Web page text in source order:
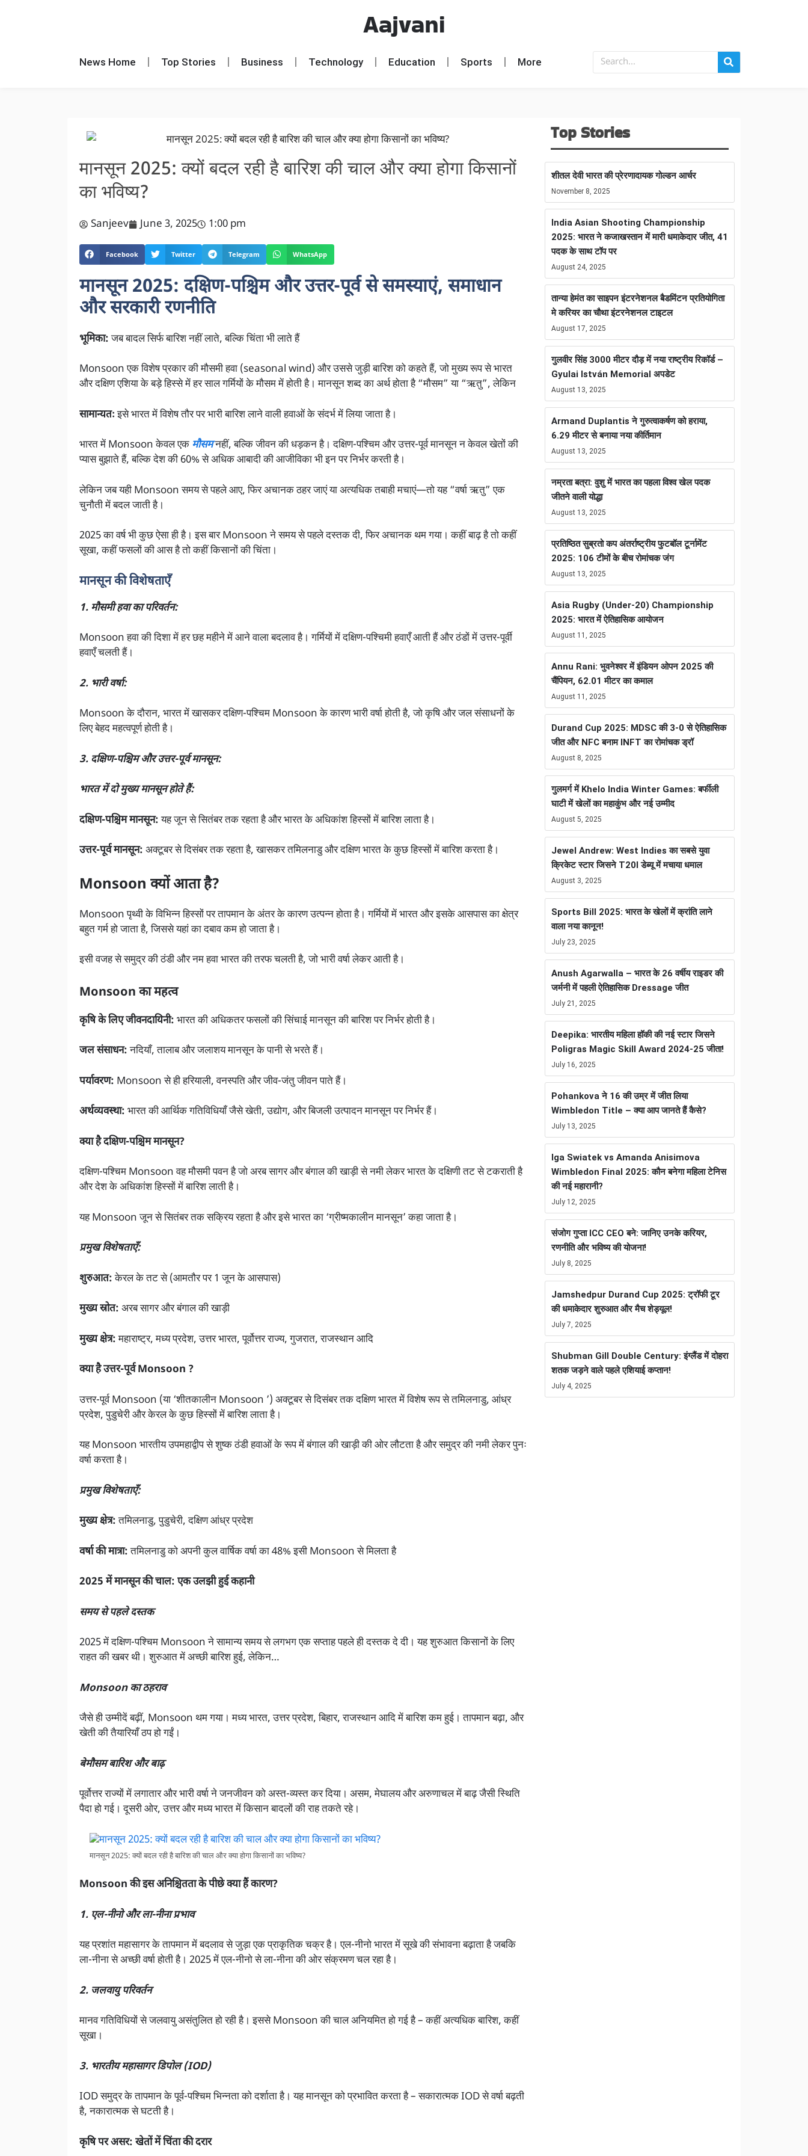
Aajvani
News Home Top Stories Business Technology Education Sports More
मानसून 2025: क्यों बदल रही है बारिश की चाल और क्या होगा किसानों
का भविष्य?
Sanjeev June 3, 2025 1:00 pm
Facebook Twitter Telegram WhatsApp
मानसून 2025: दक्षिण-पश्चिम और उत्तर-पूर्व से समस्याएं, समाधान
और सरकारी रणनीति
भूमिका:जब बादल सिर्फ बारिश नहीं लाते, बल्कि चिंता भी लाते हैं
Monsoon एक विशेष प्रकार की मौसमी हवा (seasonal wind) और उससे जुड़ी बारिश को कहते हैं, जो मुख्य रूप से भारत
और दक्षिण एशिया के बड़े हिस्से में हर साल गर्मियों के मौसम में होती है। मानसून शब्द का अर्थ होता है “मौसम” या “ऋतु”, लेकिन
सामान्यतःइसे भारत में विशेष तौर पर भारी बारिश लाने वाली हवाओं के संदर्भ में लिया जाता है।
भारत में Monsoon केवल एक मौसमनहीं, बल्कि जीवन की धड़कन है। दक्षिण-पश्चिम और उत्तर-पूर्व मानसून न केवल खेतों की
प्यास बुझाते हैं, बल्कि देश की 60% से अधिक आबादी की आजीविका भी इन पर निर्भर करती है।
लेकिन जब यही Monsoon समय से पहले आए, फिर अचानक ठहर जाएं या अत्यधिक तबाही मचाएं—तो यह “वर्षा ऋतु” एक
चुनौती में बदल जाती है।
2025 का वर्ष भी कुछ ऐसा ही है। इस बार Monsoon ने समय से पहले दस्तक दी, फिर अचानक थम गया। कहीं बाढ़ है तो कहीं
सूखा, कहीं फसलों की आस है तो कहीं किसानों की चिंता।
मानसून की विशेषताएँ
1. मौसमी हवा का परिवर्तन:
Monsoon हवा की दिशा में हर छह महीने में आने वाला बदलाव है। गर्मियों में दक्षिण-पश्चिमी हवाएँ आती हैं और ठंडों में उत्तर-पूर्वी
हवाएँ चलती हैं।
2. भारी वर्षा:
Monsoon के दौरान, भारत में खासकर दक्षिण-पश्चिम Monsoon के कारण भारी वर्षा होती है, जो कृषि और जल संसाधनों के
लिए बेहद महत्वपूर्ण होती है।
3. दक्षिण-पश्चिम और उत्तर-पूर्व मानसून:
भारत में दो मुख्य मानसून होते हैं:
दक्षिण-पश्चिम मानसून:यह जून से सितंबर तक रहता है और भारत के अधिकांश हिस्सों में बारिश लाता है।
उत्तर-पूर्व मानसून: अक्टूबर से दिसंबर तक रहता है, खासकर तमिलनाडु और दक्षिण भारत के कुछ हिस्सों में बारिश करता है।
Monsoon क्यों आता है?
Monsoon पृथ्वी के विभिन्न हिस्सों पर तापमान के अंतर के कारण उत्पन्न होता है। गर्मियों में भारत और इसके आसपास का क्षेत्र
बहुत गर्म हो जाता है, जिससे यहां का दबाव कम हो जाता है।
इसी वजह से समुद्र की ठंडी और नम हवा भारत की तरफ चलती है, जो भारी वर्षा लेकर आती है।
Monsoon का महत्व
कृषि के लिए जीवनदायिनी: भारत की अधिकतर फसलों की सिंचाई मानसून की बारिश पर निर्भर होती है।
जल संसाधन:नदियाँ, तालाब और जलाशय मानसून के पानी से भरते हैं।
पर्यावरण: Monsoon से ही हरियाली, वनस्पति और जीव-जंतु जीवन पाते हैं।
अर्थव्यवस्था: भारत की आर्थिक गतिविधियाँ जैसे खेती, उद्योग, और बिजली उत्पादन मानसून पर निर्भर हैं।
क्या है दक्षिण-पश्चिम मानसून?
दक्षिण-पश्चिम Monsoon वह मौसमी पवन है जो अरब सागर और बंगाल की खाड़ी से नमी लेकर भारत के दक्षिणी तट से टकराती है
और देश के अधिकांश हिस्सों में बारिश लाती है।
यह Monsoon जून से सितंबर तक सक्रिय रहता है और इसे भारत का ‘ग्रीष्मकालीन मानसून’ कहा जाता है।
प्रमुख विशेषताएँ:
शुरुआत:केरल के तट से (आमतौर पर 1 जून के आसपास)
मुख्य स्रोत: अरब सागर और बंगाल की खाड़ी
मुख्य क्षेत्र:महाराष्ट्र, मध्य प्रदेश, उत्तर भारत, पूर्वोत्तर राज्य, गुजरात, राजस्थान आदि
क्या है उत्तर-पूर्व Monsoon ?
उत्तर-पूर्व Monsoon (या ‘शीतकालीन Monsoon ’) अक्टूबर से दिसंबर तक दक्षिण भारत में विशेष रूप से तमिलनाडु, आंध्र
प्रदेश, पुडुचेरी और केरल के कुछ हिस्सों में बारिश लाता है।
यह Monsoon भारतीय उपमहाद्वीप से शुष्क ठंडी हवाओं के रूप में बंगाल की खाड़ी की ओर लौटता है और समुद्र की नमी लेकर पुनः
वर्षा करता है।
प्रमुख विशेषताएँ:
मुख्य क्षेत्र:तमिलनाडु, पुडुचेरी, दक्षिण आंध्र प्रदेश
वर्षा की मात्रा:तमिलनाडु को अपनी कुल वार्षिक वर्षा का 48% इसी Monsoon से मिलता है
2025 में मानसून की चाल: एक उलझी हुई कहानी
समय से पहले दस्तक
2025 में दक्षिण-पश्चिम Monsoon ने सामान्य समय से लगभग एक सप्ताह पहले ही दस्तक दे दी। यह शुरुआत किसानों के लिए
राहत की खबर थी। शुरुआत में अच्छी बारिश हुई, लेकिन…
Monsoon का ठहराव
जैसे ही उम्मीदें बढ़ीं, Monsoon थम गया। मध्य भारत, उत्तर प्रदेश, बिहार, राजस्थान आदि में बारिश कम हुई। तापमान बढ़ा, और
खेती की तैयारियाँ ठप हो गईं।
बेमौसम बारिश और बाढ़
पूर्वोत्तर राज्यों में लगातार और भारी वर्षा ने जनजीवन को अस्त-व्यस्त कर दिया। असम, मेघालय और अरुणाचल में बाढ़ जैसी स्थिति
पैदा हो गई। दूसरी ओर, उत्तर और मध्य भारत में किसान बादलों की राह तकते रहे।
मानसून 2025: क्यों बदल रही है बारिश की चाल और क्या होगा किसानों का भविष्य?
Monsoon की इस अनिश्चितता के पीछे क्या हैं कारण?
1. एल-नीनो और ला-नीना प्रभाव
यह प्रशांत महासागर के तापमान में बदलाव से जुड़ा एक प्राकृतिक चक्र है। एल-नीनो भारत में सूखे की संभावना बढ़ाता है जबकि
ला-नीना से अच्छी वर्षा होती है। 2025 में एल-नीनो से ला-नीना की ओर संक्रमण चल रहा है।
2. जलवायु परिवर्तन
मानव गतिविधियों से जलवायु असंतुलित हो रही है। इससे Monsoon की चाल अनियमित हो गई है – कहीं अत्यधिक बारिश, कहीं
सूखा।
3. भारतीय महासागर डिपोल (IOD)
IOD समुद्र के तापमान के पूर्व-पश्चिम भिन्नता को दर्शाता है। यह मानसून को प्रभावित करता है – सकारात्मक IOD से वर्षा बढ़ती
है, नकारात्मक से घटती है।
कृषि पर असर: खेतों में चिंता की दरार
Top Stories
शीतल देवी भारत की प्रेरणादायक गोल्डन आर्चर
November 8, 2025
India Asian Shooting Championship
2025: भारत ने कजाखस्तान में मारी धमाकेदार जीत, 41
पदक के साथ टॉप पर
August 24, 2025
तान्या हेमंत का साइपन इंटरनेशनल बैडमिंटन प्रतियोगिता
मे करियर का चौथा इंटरनेशनल टाइटल
August 17, 2025
गुलवीर सिंह 3000 मीटर दौड़ में नया राष्ट्रीय रिकॉर्ड –
Gyulai István Memorial अपडेट
August 13, 2025
Armand Duplantis ने गुरुत्वाकर्षण को हराया,
6.29 मीटर से बनाया नया कीर्तिमान
August 13, 2025
नम्रता बत्रा: वुशु में भारत का पहला विश्व खेल पदक
जीतने वाली योद्धा
August 13, 2025
प्रतिष्ठित सुब्रतो कप अंतर्राष्ट्रीय फुटबॉल टूर्नामेंट
2025: 106 टीमों के बीच रोमांचक जंग
August 13, 2025
Asia Rugby (Under-20) Championship
2025: भारत में ऐतिहासिक आयोजन
August 11, 2025
Annu Rani: भुवनेश्वर में इंडियन ओपन 2025 की
चैंपियन, 62.01 मीटर का कमाल
August 11, 2025
Durand Cup 2025: MDSC की 3-0 से ऐतिहासिक
जीत और NFC बनाम INFT का रोमांचक ड्रॉ
August 8, 2025
गुलमर्ग में Khelo India Winter Games: बर्फीली
घाटी में खेलों का महाकुंभ और नई उम्मीद
August 5, 2025
Jewel Andrew: West Indies का सबसे युवा
क्रिकेट स्टार जिसने T20I डेब्यू में मचाया धमाल
August 3, 2025
Sports Bill 2025: भारत के खेलों में क्रांति लाने
वाला नया कानून!
July 23, 2025
Anush Agarwalla – भारत के 26 वर्षीय राइडर की
जर्मनी में पहली ऐतिहासिक Dressage जीत
July 21, 2025
Deepika: भारतीय महिला हॉकी की नई स्टार जिसने
Poligras Magic Skill Award 2024-25 जीता!
July 16, 2025
Pohankova ने 16 की उम्र में जीत लिया
Wimbledon Title – क्या आप जानते हैं कैसे?
July 13, 2025
Iga Swiatek vs Amanda Anisimova
Wimbledon Final 2025: कौन बनेगा महिला टेनिस
की नई महारानी?
July 12, 2025
संजोग गुप्ता ICC CEO बने: जानिए उनके करियर,
रणनीति और भविष्य की योजना!
July 8, 2025
Jamshedpur Durand Cup 2025: ट्रॉफी टूर
की धमाकेदार शुरुआत और मैच शेड्यूल!
July 7, 2025
Shubman Gill Double Century: इंग्लैंड में दोहरा
शतक जड़ने वाले पहले एशियाई कप्तान!
July 4, 2025